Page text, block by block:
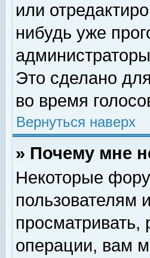
или
нибудь уже
Это сделано
во время
Вернуться наверх
» Почему мне
Некоторые
пользователям
операции, вам